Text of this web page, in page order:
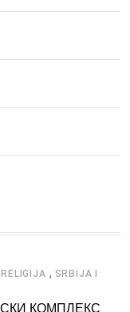
, SRBIJA I
КОМПЛЕКС